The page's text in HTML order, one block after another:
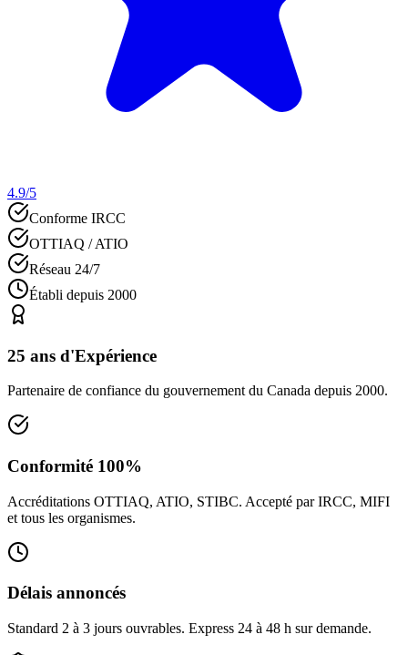
4.9/5
Conforme IRCC
OTTIAQ / ATIO
Réseau 24/7
Établi depuis 2000
25 ans d'Expérience
Partenaire de confiance du gouvernement du Canada depuis 2000.
Conformité 100%
Accréditations OTTIAQ, ATIO, STIBC. Accepté par IRCC, MIFI
et tous les organismes.
Délais annoncés
Standard 2 à 3 jours ouvrables. Express 24 à 48 h sur demande.